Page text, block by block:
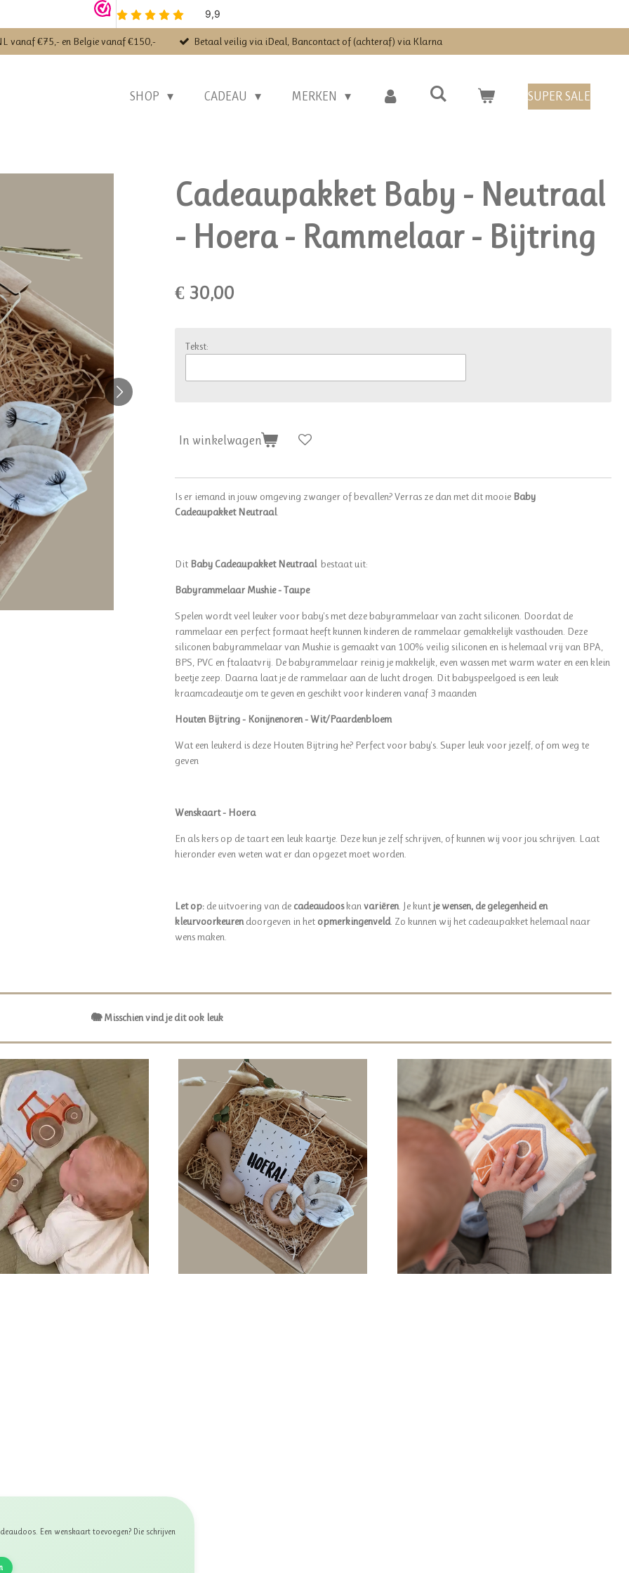
vanaf €75,- en Belgie vanaf €150,- Betaal veilig via iDeal, Bancontact of (achteraf) via Klarna
SHOP CADEAU MERKEN SUPER SALE
Cadeaupakket Baby - Neutraal
- Hoera - Rammelaar - Bijtring
€ 30,00
Tekst:
In winkelwagen
Is er iemand in jouw omgeving zwanger of bevallen? Verras ze dan met dit mooie Baby
Cadeaupakket Neutraal.
Dit Baby Cadeaupakket Neutraal bestaat uit:
Babyrammelaar Mushie - Taupe
Spelen wordt veel leuker voor baby's met deze babyrammelaar van zacht siliconen. Doordat de
rammelaar een perfect formaat heeft kunnen kinderen de rammelaar gemakkelijk vasthouden. Deze
siliconen babyrammelaar van Mushie is gemaakt van 100% veilig siliconen en is helemaal vrij van BPA,
BPS, PVC en ftalaatvrij. De babyrammelaar reinig je makkelijk, even wassen met warm water en een klein
beetje zeep. Daarna laat je de rammelaar aan de lucht drogen. Dit babyspeelgoed is een leuk
kraamcadeautje om te geven en geschikt voor kinderen vanaf 3 maanden
Houten Bijtring - Konijnenoren - Wit/Paardenbloem
Wat een leukerd is deze Houten Bijtring he? Perfect voor baby's. Super leuk voor jezelf, of om weg te
geven
Wenskaart - Hoera
En als kers op de taart een leuk kaartje. Deze kun je zelf schrijven, of kunnen wij voor jou schrijven. Laat
hieronder even weten wat er dan opgezet moet worden.
Let op: de uitvoering van de cadeaudooskanvariëren. Je kunt je wensen, de gelegenheid en
kleurvoorkeurendoorgeven in het opmerkingenveld. Zo kunnen wij het cadeaupakket helemaal naar
wens maken.
🐘 Misschien vind je dit ook leuk
Een wenskaart toevoegen? Die schrijven